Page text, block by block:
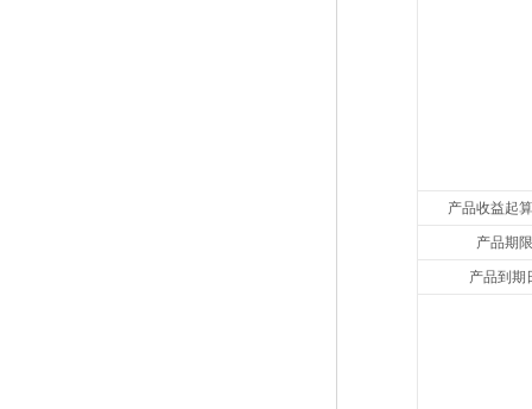
产品收益起
产品期限
产品到期